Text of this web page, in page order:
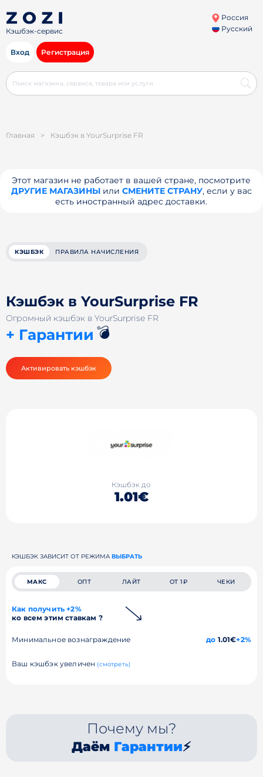
Кэшбэк-сервис
Россия
Русский
Вход Регистрация
Главная > Кэшбэк в YourSurprise FR
Этот магазин не работает в вашей стране, посмотрите
ДРУГИЕ МАГАЗИНЫили СМЕНИТЕ СТРАНУ, если у вас
есть иностранный адрес доставки.
КЭШБЭК ПРАВИЛА НАЧИСЛЕНИЯ
Кэшбэк в YourSurprise FR
Огромный кэшбэк в YourSurprise FR
+ Гарантии 💣
Активировать кэшбэк
Кэшбэк до
1.01€
КЭШБЭК ЗАВИСИТ ОТ РЕЖИМА ВЫБРАТЬ
МАКС ОПТ ЛАЙТ ОТ 1₽ ЧЕКИ
Как получить +2%
ко всем этим ставкам ?
Минимальное вознаграждение до 1.01€+2%
Ваш кэшбэк увеличен (смотреть)
Почему мы?
Даём Гарантии⚡